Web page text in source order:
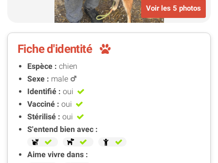
Voir les 5 photos
Fiche d'identité
Espèce : chien
Sexe : male
Identifié : oui
Vacciné : oui
Stérilisé : oui
S'entend bien avec :
Aime vivre dans :